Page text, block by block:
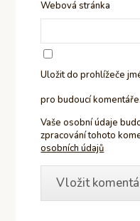
Webová stránka
Uložit do prohlížeče
pro budoucí komentáře.
Vaše osobní údaje
zpracování tohoto
osobních údajů